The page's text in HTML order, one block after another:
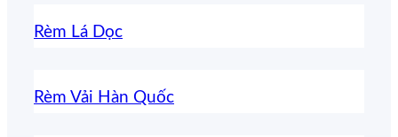
Rèm Lá Dọc
Rèm Vải Hàn Quốc